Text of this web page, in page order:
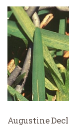
Augustine